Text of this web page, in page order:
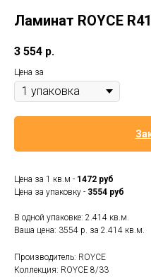
Ламинат ROYCE
3 554 р.
Цена за
Цена за 1 кв.м - 1472 руб
Цена за упаковку - 3554 руб
В одной упаковке: 2.414 кв.м.
Ваша цена: 3554 р. за 2.414 кв.м.
Производитель: ROYCE
Коллекция: ROYCE 8/33